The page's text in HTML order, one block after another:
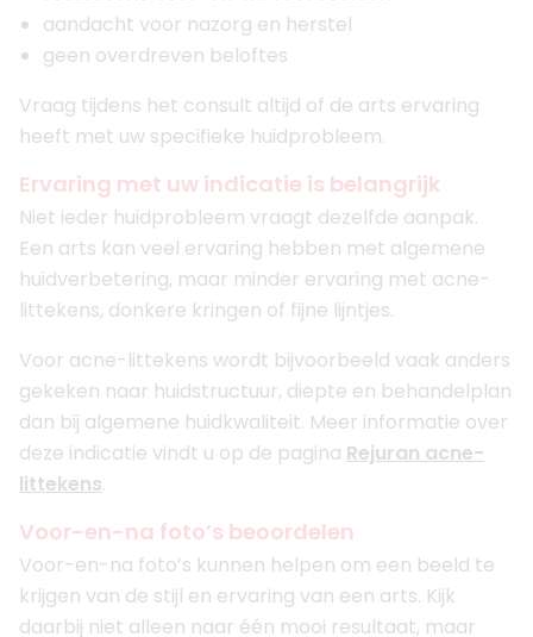
aandacht voor nazorg en herstel
geen overdreven beloftes
Vraag tijdens het consult altijd of de arts ervaring
heeft met uw specifieke huidprobleem.
Ervaring met uw indicatie is belangrijk
Niet ieder huidprobleem vraagt dezelfde aanpak.
Een arts kan veel ervaring hebben met algemene
huidverbetering, maar minder ervaring met acne-
littekens, donkere kringen of fijne lijntjes.
Voor acne-littekens wordt bijvoorbeeld vaak anders
gekeken naar huidstructuur, diepte en behandelplan
dan bij algemene huidkwaliteit. Meer informatie over
deze indicatie vindt u op de pagina Rejuran acne-
littekens.
Voor-en-na foto’s beoordelen
Voor-en-na foto’s kunnen helpen om een beeld te
krijgen van de stijl en ervaring van een arts. Kijk
daarbij niet alleen naar één mooi resultaat, maar